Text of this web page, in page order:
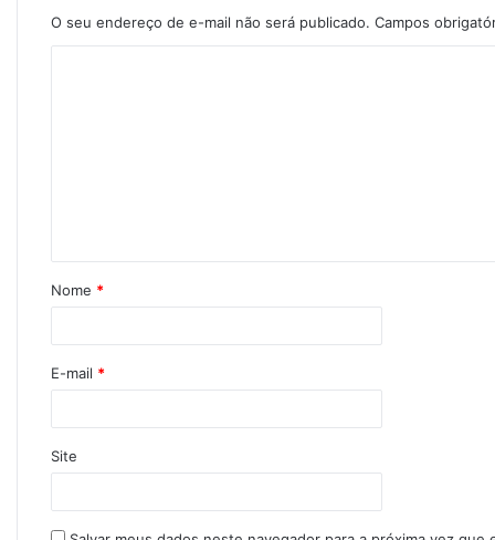
O seu endereço de e-mail não será publicado. Campos
Nome *
E-mail *
Site